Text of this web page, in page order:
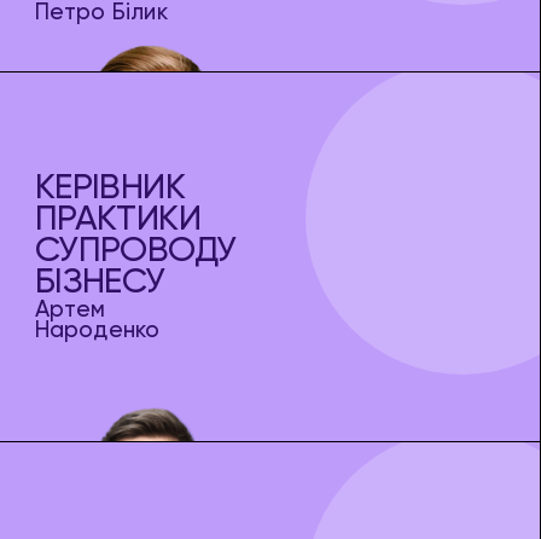
Петро Білик
КЕРІВНИК
ПРАКТИКИ
СУПРОВОДУ
БІЗНЕСУ
Артем
Народенко